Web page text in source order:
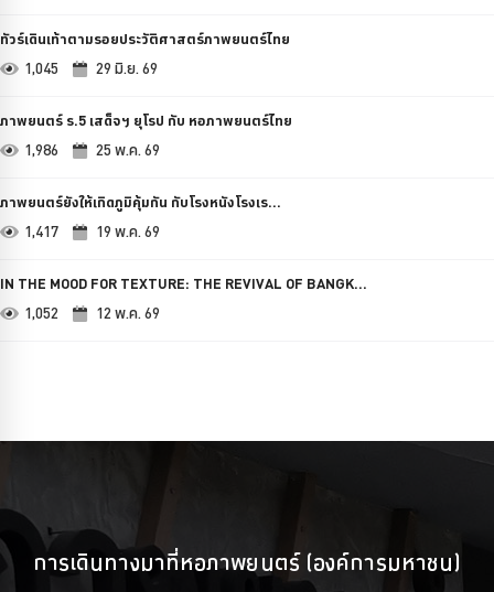
ทัวร์เดินเท้าตามรอยประวัติศาสตร์ภาพยนตร์ไทย
1,045 29 มิ.ย. 69
ภาพยนตร์ ร.5 เสด็จฯ ยุโรป กับ หอภาพยนตร์ไทย
1,986 25 พ.ค. 69
ภาพยนตร์ยังให้เกิดภูมิคุ้มกัน กับโรงหนังโรงเร...
1,417 19 พ.ค. 69
IN THE MOOD FOR TEXTURE: THE REVIVAL OF BANGK...
1,052 12 พ.ค. 69
การเดินทางมาที่หอภาพยนตร์ (องค์การมหาชน)